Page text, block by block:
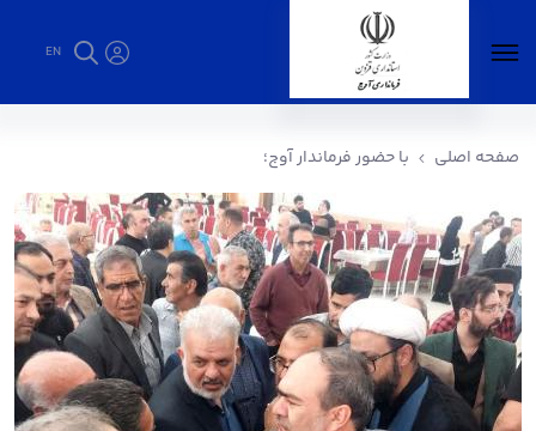
EN
صفحه اصلی با حضور فرماندار آوج؛